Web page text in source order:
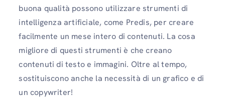
buona qualità possono utilizzare strumenti di
intelligenza artificiale, come Predis, per creare
facilmente un mese intero di contenuti. La cosa
migliore di questi strumenti è che creano
contenuti di testo e immagini. Oltre al tempo,
sostituiscono anche la necessità di un grafico e di
un copywriter!